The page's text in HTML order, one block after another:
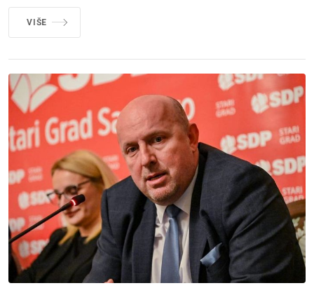
VIŠE